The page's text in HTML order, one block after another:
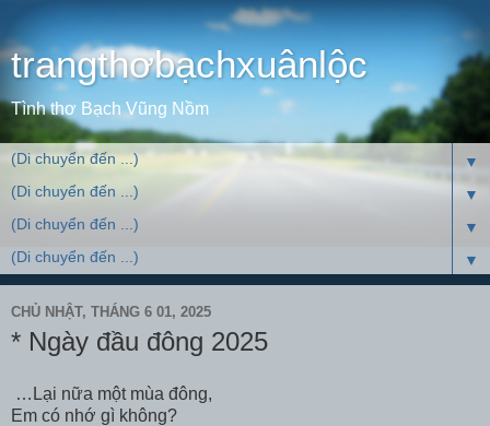
trangthơbạchxuânlộc
Tình thơ Bạch Vũng Nồm
▼
▼
▼
▼
CHỦ NHẬT, THÁNG 6 01, 2025
* Ngày đầu đông 2025
…Lại nữa một mùa đông,
Em có nhớ gì không?